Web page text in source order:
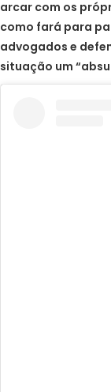
arcar com os
como fará para
advogados e
situação um